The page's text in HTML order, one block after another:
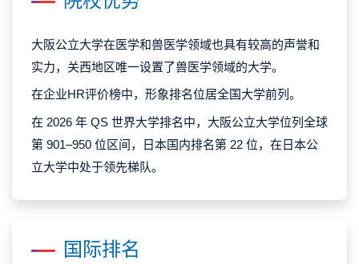
大阪公立大学在医学和兽医学领域也具有较高的声誉和
实力，关西地区唯一设置了兽医学领域的大学。
在企业HR评价榜中，形象排名位居全国大学前列。
在 2026 年 QS 世界大学排名中，大阪公立大学位列全球
第 901–950 位区间，日本国内排名第 22 位，在日本公
立大学中处于领先梯队。
国际排名